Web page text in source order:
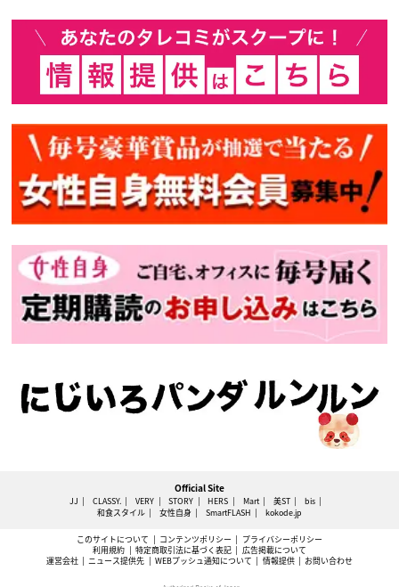
Official Site
JJ CLASSY. VERY STORY HERS Mart 美ST
bis
和食スタイル
女性自身 SmartFLASH kokode.jp
このサイトについて コンテンツポリシー
プライバシーポリシー
利用規約
特定商取引法に基づく表記
広告掲載について
運営会社
ニュース提供先 WEBプッシュ通知について 情報提供 お問い合わせ